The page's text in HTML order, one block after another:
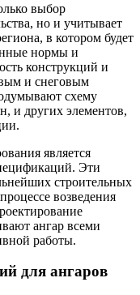
выбор
но и учитывает
в котором будет
нормы и
конструкций и
и снеговым
схему
и других элементов,
является
Эти
строительных
возведения
ангар всеми
работы.
для ангаров